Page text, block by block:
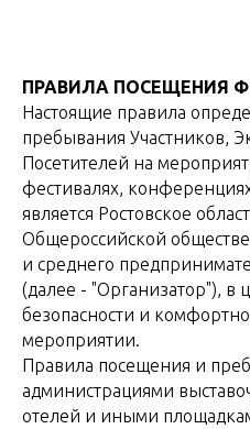
ПРАВИЛА ПОСЕЩЕНИЯ
Настоящие правила
пребывания Участников,
Посетителей на
фестивалях,
является Ростовское
Общероссийской
и среднего
(далее - "Организатор"), в
безопасности и
мероприятии.
Правила посещения и
администрациями
отелей и иными